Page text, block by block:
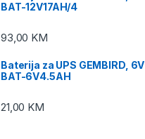
BAT-12V17AH/4
93,00 KM
Baterija za UPS GEMBIRD,
BAT-6V4.5AH
21,00 KM